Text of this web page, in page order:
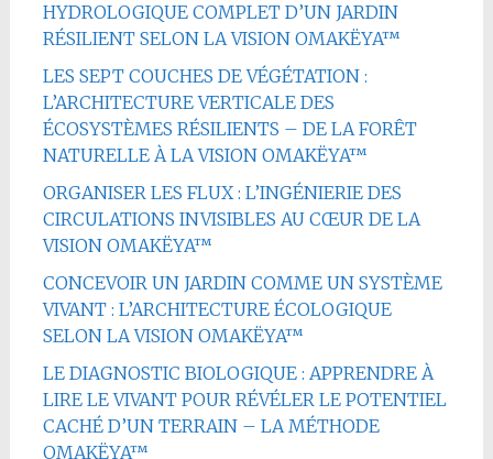
HYDROLOGIQUE COMPLET D’UN JARDIN
RÉSILIENT SELON LA VISION OMAKËYA™
LES SEPT COUCHES DE VÉGÉTATION :
L’ARCHITECTURE VERTICALE DES
ÉCOSYSTÈMES RÉSILIENTS – DE LA FORÊT
NATURELLE À LA VISION OMAKËYA™
ORGANISER LES FLUX : L’INGÉNIERIE DES
CIRCULATIONS INVISIBLES AU CŒUR DE LA
VISION OMAKËYA™
CONCEVOIR UN JARDIN COMME UN SYSTÈME
VIVANT : L’ARCHITECTURE ÉCOLOGIQUE
SELON LA VISION OMAKËYA™
LE DIAGNOSTIC BIOLOGIQUE : APPRENDRE À
LIRE LE VIVANT POUR RÉVÉLER LE POTENTIEL
CACHÉ D’UN TERRAIN – LA MÉTHODE
OMAKËYA™